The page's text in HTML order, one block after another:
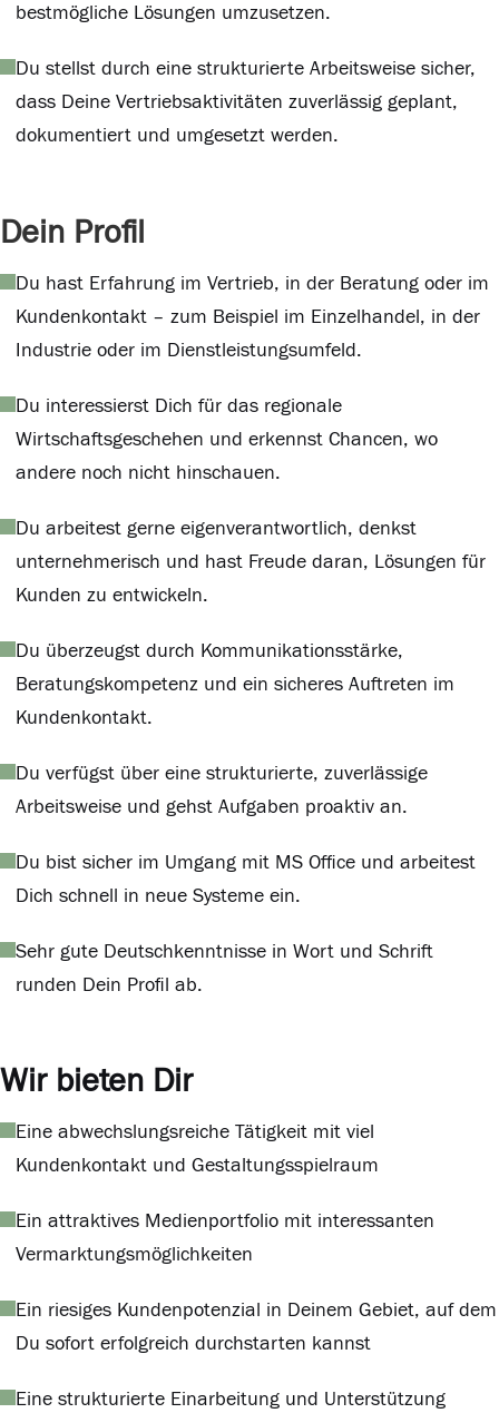
bestmögliche Lösungen umzusetzen.
Du stellst durch eine strukturierte Arbeitsweise sicher,
dass Deine Vertriebsaktivitäten zuverlässig geplant,
dokumentiert und umgesetzt werden.
Dein Profil
Du hast Erfahrung im Vertrieb, in der Beratung oder im
Kundenkontakt – zum Beispiel im Einzelhandel, in der
Industrie oder im Dienstleistungsumfeld.
Du interessierst Dich für das regionale
Wirtschaftsgeschehen und erkennst Chancen, wo
andere noch nicht hinschauen.
Du arbeitest gerne eigenverantwortlich, denkst
unternehmerisch und hast Freude daran, Lösungen für
Kunden zu entwickeln.
Du überzeugst durch Kommunikationsstärke,
Beratungskompetenz und ein sicheres Auftreten im
Kundenkontakt.
Du verfügst über eine strukturierte, zuverlässige
Arbeitsweise und gehst Aufgaben proaktiv an.
Du bist sicher im Umgang mit MS Office und arbeitest
Dich schnell in neue Systeme ein.
Sehr gute Deutschkenntnisse in Wort und Schrift
runden Dein Profil ab.
Wir bieten Dir
Eine abwechslungsreiche Tätigkeit mit viel
Kundenkontakt und Gestaltungsspielraum
Ein attraktives Medienportfolio mit interessanten
Vermarktungsmöglichkeiten
Ein riesiges Kundenpotenzial in Deinem Gebiet, auf dem
Du sofort erfolgreich durchstarten kannst
Eine strukturierte Einarbeitung und Unterstützung